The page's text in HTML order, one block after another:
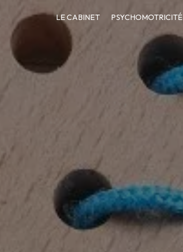
LE CABINET PSYCHOMOTRICITÉ